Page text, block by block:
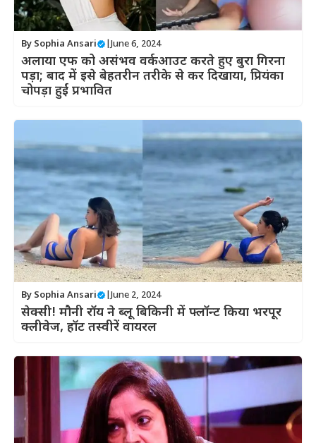
By Sophia Ansari June 6, 2024
अलाया एफ को असंभव वर्कआउट करते हुए बुरा गिरना
पड़ा; बाद में इसे बेहतरीन तरीके से कर दिखाया, प्रियंका
चोपड़ा हुईं प्रभावित
By Sophia Ansari June 2, 2024
सेक्सी! मौनी रॉय ने ब्लू बिकिनी में फ्लॉन्ट किया भरपूर
क्लीवेज, हॉट तस्वीरें वायरल